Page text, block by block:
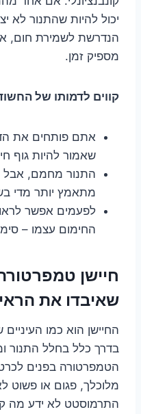
יכול להיות שהתנור לא
הנדרשת לשמירת חום,
מספיק זמן.
קווים לדמותו של
אתם פותחים את
שאמור להיות גוף
התנור מחמם, אבל
מתאמץ יותר מדי
לפעמים אפשר
החימום עצמו –
חיישן
שאיבדו את
החיישן הוא כמו
בדרך כלל בחלל התנור
הטמפרטורה בפנים
מלוכלך, פגום או פשוט
התרמוסטט לא ידע מה